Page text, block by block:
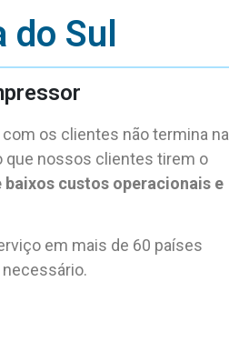
Sul
os clientes não termina na
que nossos clientes tirem o
baixos custos operacionais e
em mais de 60 países